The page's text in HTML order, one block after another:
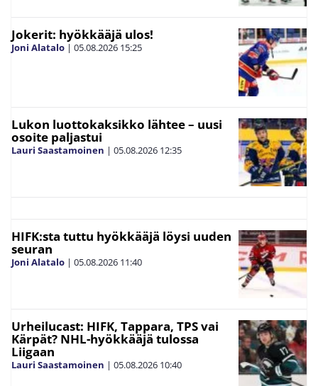
Jokerit: hyökkääjä ulos!
Joni Alatalo | 05.08.2026 15:25
Lukon luottokaksikko lähtee – uusi
osoite paljastui
Lauri Saastamoinen | 05.08.2026 12:35
HIFK:sta tuttu hyökkääjä löysi uuden
seuran
Joni Alatalo | 05.08.2026 11:40
Urheilucast: HIFK, Tappara, TPS vai
Kärpät? NHL-hyökkääjä tulossa
Liigaan
Lauri Saastamoinen | 05.08.2026 10:40